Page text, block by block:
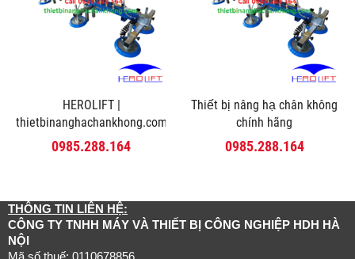
HEROLIFT |
thietbinanghachankhong.com
0985.288.164
Thiết bị nâng hạ chân không
chính hãng
0985.288.164
THÔNG TIN LIÊN HỆ:
CÔNG TY TNHH MÁY VÀ THIẾT BỊ CÔNG NGHIỆP HDH HÀ
NỘI